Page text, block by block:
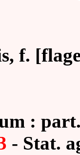
f.
:
- Stat.